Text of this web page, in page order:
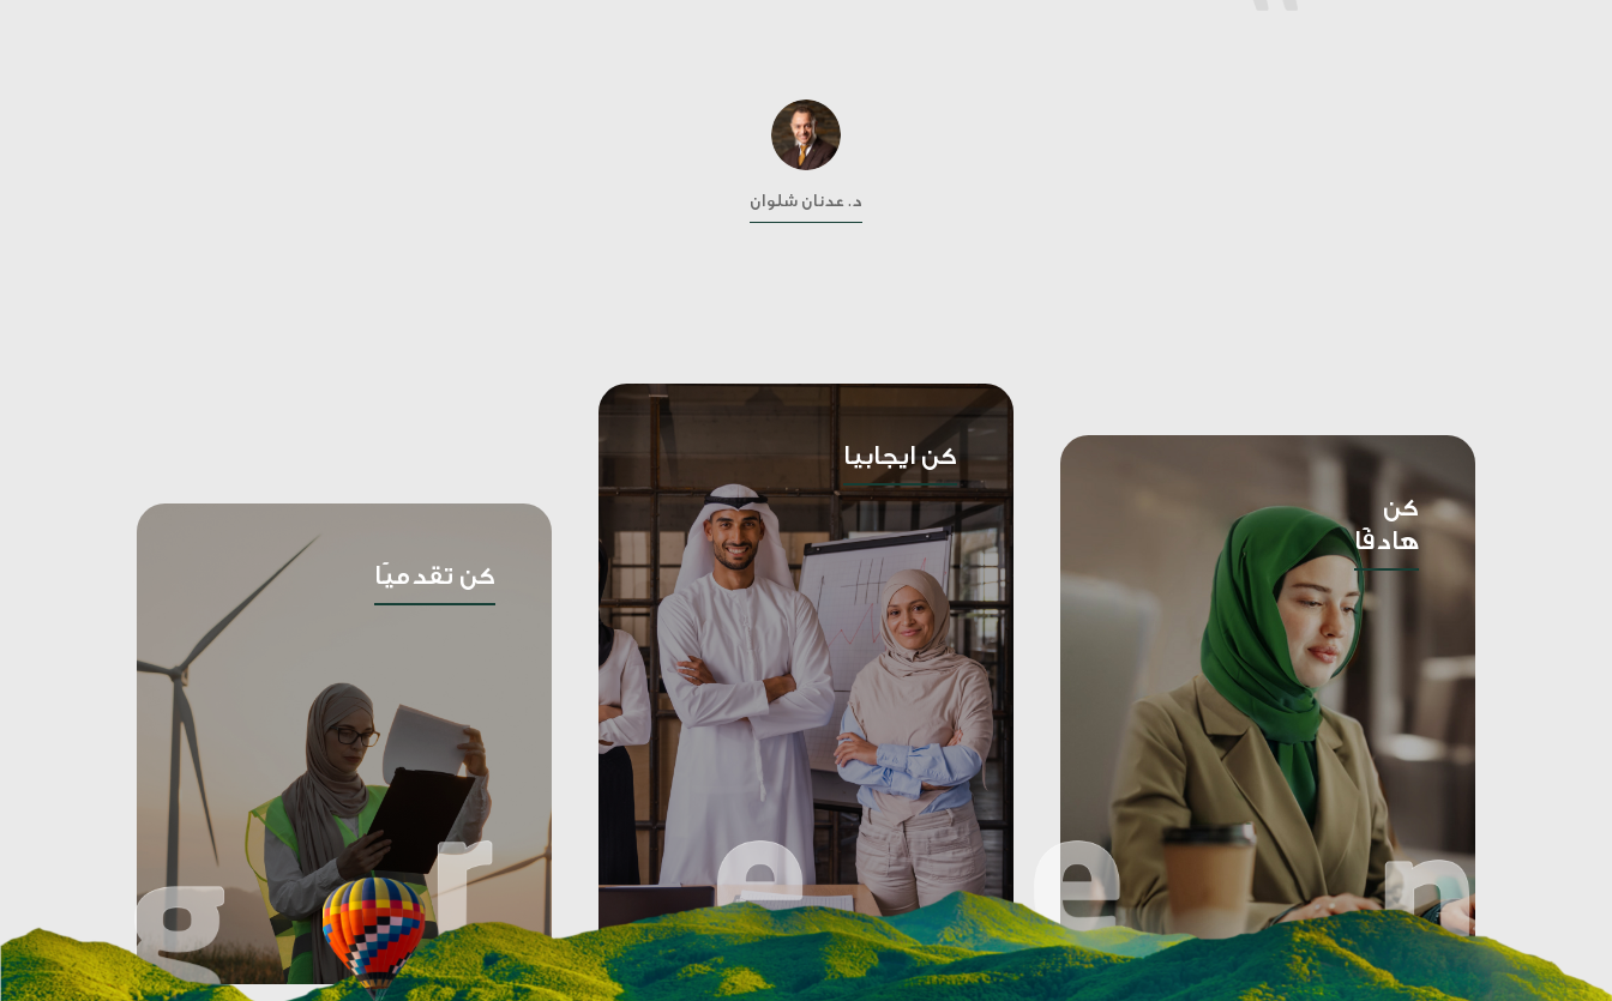
تعد الاستدامة أمرًا أساسيًا بالنسبة لبنك دبي الإسلامي. إنها ليست مجرد شعار إداري، ولكنها روح
تحكم جميع أفكارنا وتصرفاتنا بينما نتقدم في رحلتنا نحو خلق غد أكثر استدامة. رحلتنا نحو
الاستدامة، يشترك فيها متعاملونا حيث نقوم بتمكين الأفراد والشركات ماليًا، وعملياتنا، حيث نقوم
بتمكين موظفينا و ذلك من خلال السلوك الأخلاقي المبني على القيم، وشركائنا، حيث نساعدهم
على إنشاء المزيد من الأعمال الواعية مجتمعيا، ومجتمعنا، حيث ندعم التنمية المستدامة من أجل
مستقبل أفضل.
د. عدنان شلوان
كن
كن ايجابيا